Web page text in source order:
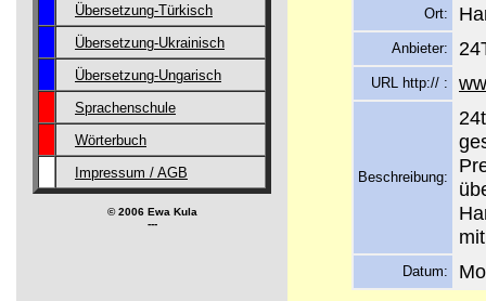
Übersetzung-Türkisch
Übersetzung-Ukrainisch
Übersetzung-Ungarisch
Sprachenschule
Wörterbuch
Impressum / AGB
© 2006 Ewa Kula
---
Ort:
Anbieter:
URL http:// :
Beschreibung:
Datum: